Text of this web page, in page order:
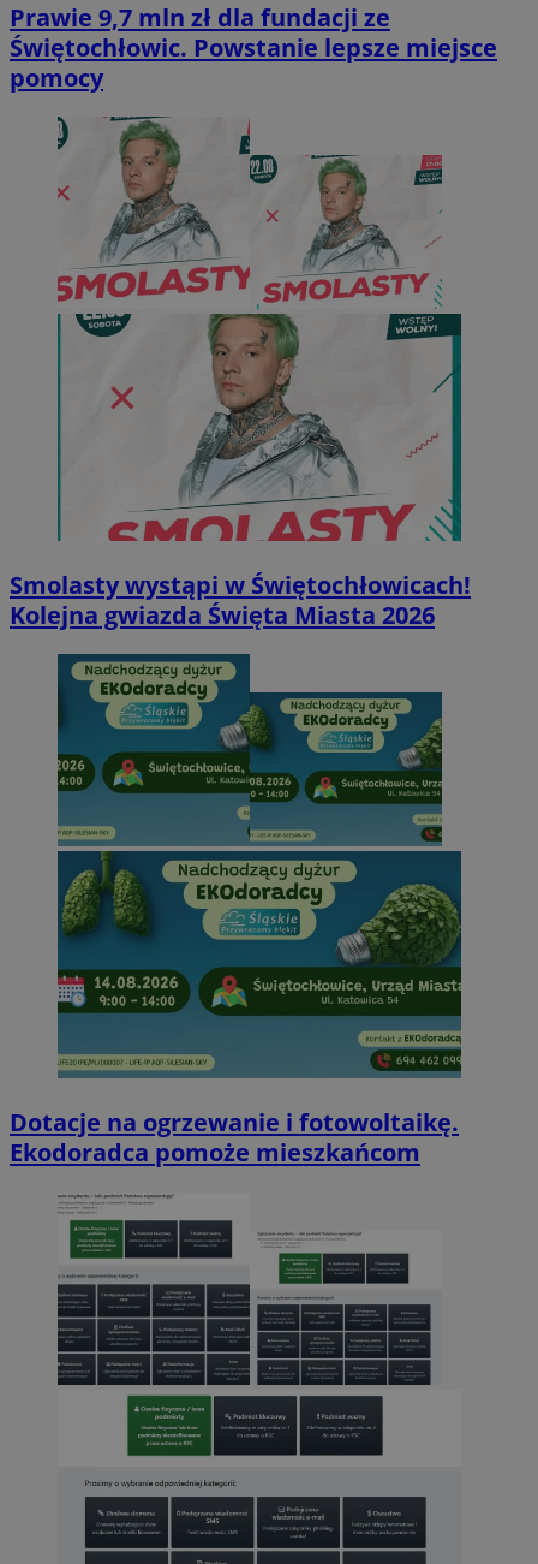
Prawie 9,7 mln zł dla fundacji ze
Świętochłowic. Powstanie lepsze miejsce
pomocy
Smolasty wystąpi w Świętochłowicach!
Kolejna gwiazda Święta Miasta 2026
Dotacje na ogrzewanie i fotowoltaikę.
Ekodoradca pomoże mieszkańcom